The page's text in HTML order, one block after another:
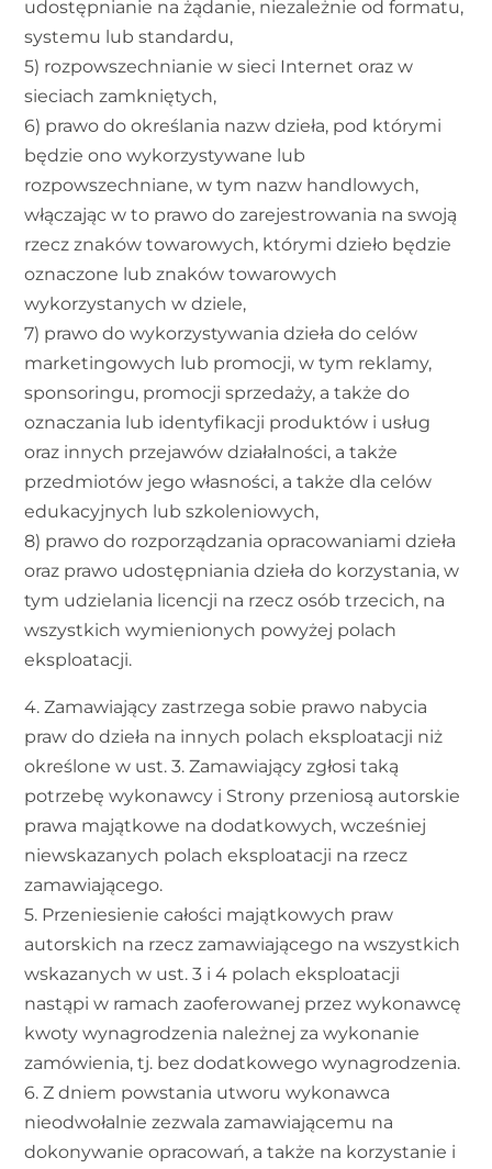
udostępnianie na żądanie, niezależnie od formatu,
systemu lub standardu,
5) rozpowszechnianie w sieci Internet oraz w
sieciach zamkniętych,
6) prawo do określania nazw dzieła, pod którymi
będzie ono wykorzystywane lub
rozpowszechniane, w tym nazw handlowych,
włączając w to prawo do zarejestrowania na swoją
rzecz znaków towarowych, którymi dzieło będzie
oznaczone lub znaków towarowych
wykorzystanych w dziele,
7) prawo do wykorzystywania dzieła do celów
marketingowych lub promocji, w tym reklamy,
sponsoringu, promocji sprzedaży, a także do
oznaczania lub identyfikacji produktów i usług
oraz innych przejawów działalności, a także
przedmiotów jego własności, a także dla celów
edukacyjnych lub szkoleniowych,
8) prawo do rozporządzania opracowaniami dzieła
oraz prawo udostępniania dzieła do korzystania, w
tym udzielania licencji na rzecz osób trzecich, na
wszystkich wymienionych powyżej polach
eksploatacji.
4. Zamawiający zastrzega sobie prawo nabycia
praw do dzieła na innych polach eksploatacji niż
określone w ust. 3. Zamawiający zgłosi taką
potrzebę wykonawcy i Strony przeniosą autorskie
prawa majątkowe na dodatkowych, wcześniej
niewskazanych polach eksploatacji na rzecz
zamawiającego.
5. Przeniesienie całości majątkowych praw
autorskich na rzecz zamawiającego na wszystkich
wskazanych w ust. 3 i 4 polach eksploatacji
nastąpi w ramach zaoferowanej przez wykonawcę
kwoty wynagrodzenia należnej za wykonanie
zamówienia, tj. bez dodatkowego wynagrodzenia.
6. Z dniem powstania utworu wykonawca
nieodwołalnie zezwala zamawiającemu na
dokonywanie opracowań, a także na korzystanie i